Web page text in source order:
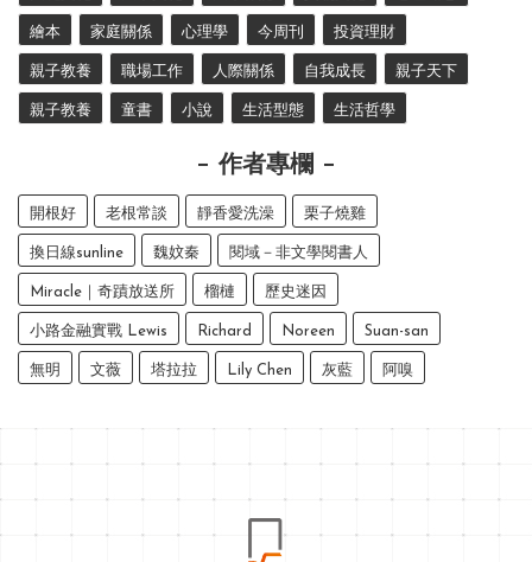
繪本 家庭關係 心理學 今周刊 投資理財
親子教養 職場工作 人際關係 自我成長 親子天下
親子教養 童書 小說 生活型態 生活哲學
作者專欄
開根好 老根常談 靜香愛洗澡 栗子燒雞
換日線sunline 魏妏秦 閱域－非文學閱書人
Miracle｜奇蹟放送所 榴槤 歷史迷因
小路金融實戰 Lewis Richard Noreen Suan-san
無明 文薇 塔拉拉 Lily Chen 灰藍 阿嗅